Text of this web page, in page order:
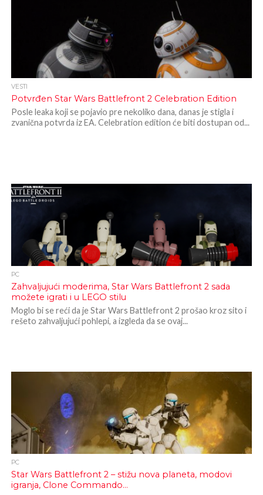
VESTI
Potvrđen Star Wars Battlefront 2 Celebration Edition
Posle leaka koji se pojavio pre nekoliko dana, danas je stigla i
zvanična potvrda iz EA. Celebration edition će biti dostupan od...
PC
Zahvaljujući moderima, Star Wars Battlefront 2 sada
možete igrati i u LEGO stilu
Moglo bi se reći da je Star Wars Battlefront 2 prošao kroz sito i
rešeto zahvaljujući pohlepi, a izgleda da se ovaj...
PC
Star Wars Battlefront 2 – stižu nova planeta, modovi
igranja, Clone Commando…